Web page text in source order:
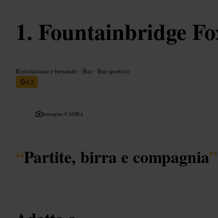
Fountainbridge
Ristorazione e bevande • Bar • Bar sportivo
4,2
Immagine /CAMRA
“Partite, birra e compagnia”